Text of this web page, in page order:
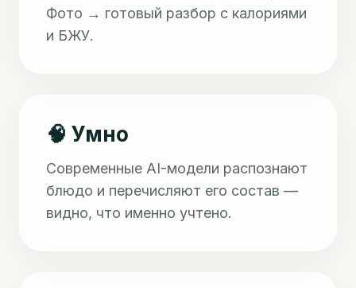
Фото → готовый разбор с калориями
и БЖУ.
🧠 Умно
Современные AI-модели распознают
блюдо и перечисляют его состав —
видно, что именно учтено.